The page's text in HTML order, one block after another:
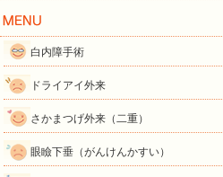
白内障手術
ドライアイ外来
さかまつげ外来（二重）
眼瞼下垂（がんけんかすい）